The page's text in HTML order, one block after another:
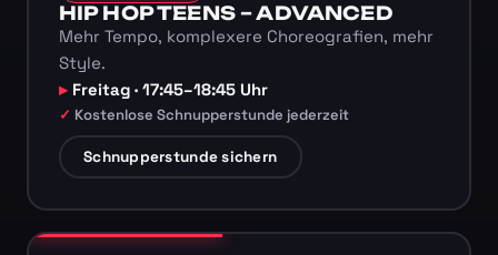
HIP HOP TEENS – ADVANCED
Mehr Tempo, komplexere Choreografien, mehr
Style.
Freitag · 17:45–18:45 Uhr
Kostenlose Schnupperstunde jederzeit
Schnupperstunde sichern